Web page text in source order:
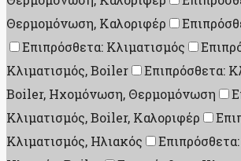
Θερμομόνωση, Καλοριφέρ
Επιπρόσθετα: Κλιματισμός
Κλιματισμός, Boiler
Επιπρόσθετα:
Boiler, Ηχομόνωση, Θερμομόνωση
Κλιματισμός, Boiler, Καλοριφέρ
Κλιματισμός, Ηλιακός